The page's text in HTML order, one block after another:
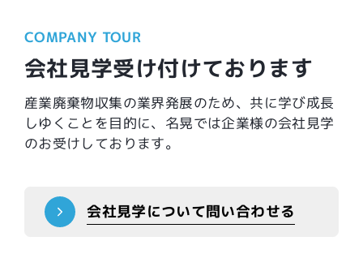
COMPANY TOUR
会社見学受け付けております
産業廃棄物収集の業界発展のため、共に学び成長
しゆくことを目的に、名晃では企業様の会社見学
のお受けしております。
会社見学について問い合わせる